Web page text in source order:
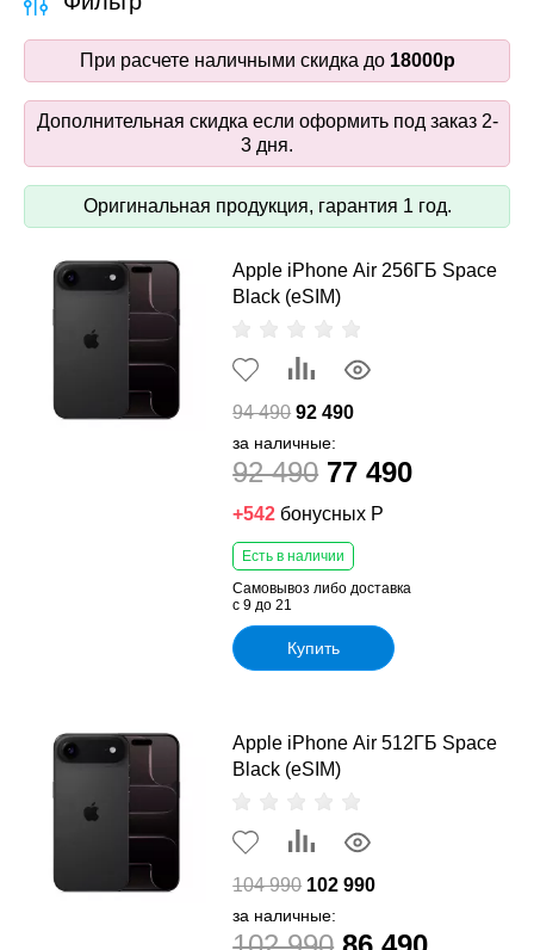
При расчете наличными скидка до 18000р
Дополнительная скидка если оформить под заказ 2-
3 дня.
Оригинальная продукция, гарантия 1 год.
Apple iPhone Air 256ГБ Space
Black (eSIM)
94 490 92 490
за наличные:
92 490 77 490
+542 бонусных Р
Есть в наличии
Самовывоз либо доставка
с 9 до 21
Купить
Apple iPhone Air 512ГБ Space
Black (eSIM)
104 990 102 990
за наличные: